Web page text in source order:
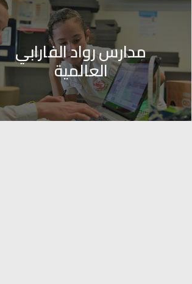
مدارس قلعة العلم
العالمية